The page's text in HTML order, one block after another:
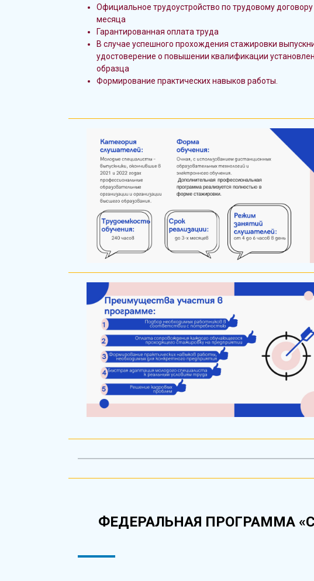
Официальное трудоустройство по трудовому договору
месяца
Гарантированная оплата труда
В случае успешного прохождения стажировки
удостоверение о повышении квалификации
образца
Формирование практических навыков работы.
ФЕДЕРАЛЬНАЯ ПРОГРАММА